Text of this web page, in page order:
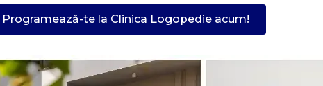
Programează-te la Clinica Logopedie acum!